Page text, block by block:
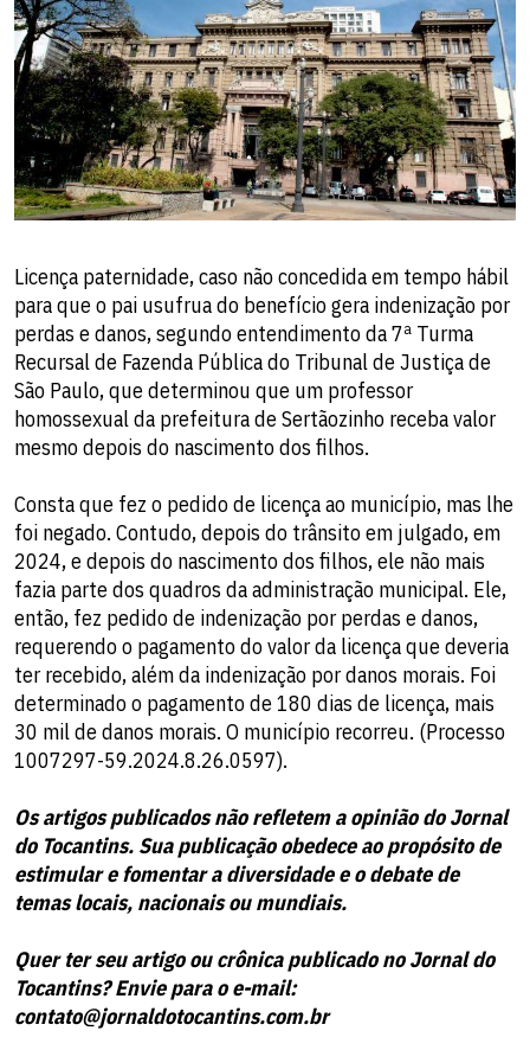
Licença paternidade, caso não concedida em tempo hábil
para que o pai usufrua do benefício gera indenização por
perdas e danos, segundo entendimento da 7ª Turma
Recursal de Fazenda Pública do Tribunal de Justiça de
São Paulo, que determinou que um professor
homossexual da prefeitura de Sertãozinho receba valor
mesmo depois do nascimento dos filhos.
Consta que fez o pedido de licença ao município, mas lhe
foi negado. Contudo, depois do trânsito em julgado, em
2024, e depois do nascimento dos filhos, ele não mais
fazia parte dos quadros da administração municipal. Ele,
então, fez pedido de indenização por perdas e danos,
requerendo o pagamento do valor da licença que deveria
ter recebido, além da indenização por danos morais. Foi
determinado o pagamento de 180 dias de licença, mais
30 mil de danos morais. O município recorreu. (Processo
1007297-59.2024.8.26.0597).
Os artigos publicados não refletem a opinião do Jornal
do Tocantins. Sua publicação obedece ao propósito de
estimular e fomentar a diversidade e o debate de
temas locais, nacionais ou mundiais.
Quer ter seu artigo ou crônica publicado no Jornal do
Tocantins? Envie para o e-mail:
contato@jornaldotocantins.com.br